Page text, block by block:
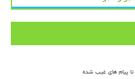
پیام های غیب شده